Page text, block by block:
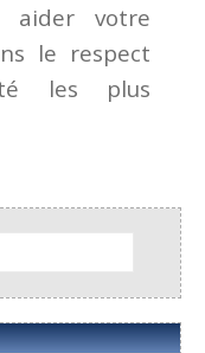
aider votre
le respect
les plus